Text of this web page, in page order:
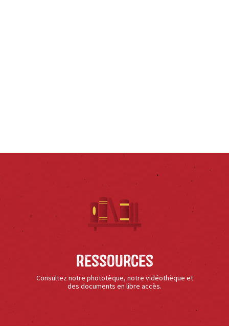
Ressources
Consultez notre phototèque, notre vidéothèque et
des documents en libre accès.